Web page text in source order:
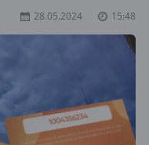
28.05.2024 15:48